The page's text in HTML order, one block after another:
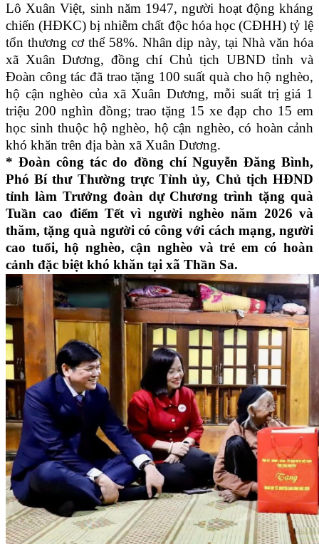
Lô Xuân Việt, sinh năm 1947, người hoạt động kháng
chiến (HĐKC) bị nhiễm chất độc hóa học (CĐHH) tỷ lệ
tổn thương cơ thể 58%. Nhân dịp này, tại Nhà văn hóa
xã Xuân Dương, đồng chí Chủ tịch UBND tỉnh và
Đoàn công tác đã trao tặng 100 suất quà cho hộ nghèo,
hộ cận nghèo của xã Xuân Dương, mỗi suất trị giá 1
triệu 200 nghìn đồng; trao tặng 15 xe đạp cho 15 em
học sinh thuộc hộ nghèo, hộ cận nghèo, có hoàn cảnh
khó khăn trên địa bàn xã Xuân Dương.
* Đoàn công tác do đồng chí Nguyễn Đăng Bình,
Phó Bí thư Thường trực Tỉnh ủy, Chủ tịch HĐND
tỉnh làm Trưởng đoàn dự Chương trình tặng quà
Tuần cao điểm Tết vì người nghèo năm 2026 và
thăm, tặng quà người có công với cách mạng, người
cao tuổi, hộ nghèo, cận nghèo và trẻ em có hoàn
cảnh đặc biệt khó khăn tại xã Thần Sa.